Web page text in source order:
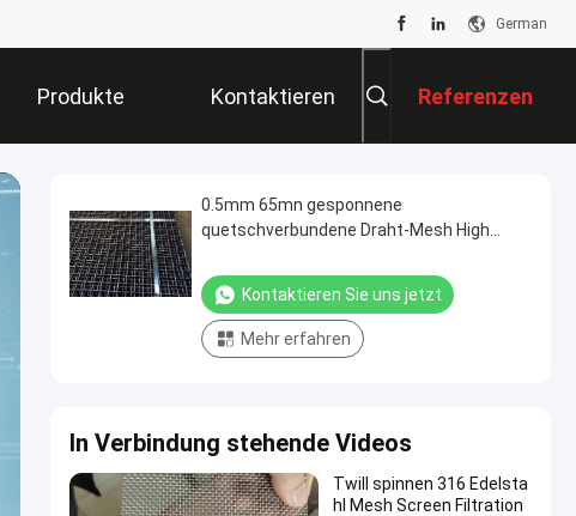
German
Produkte Kontaktieren
Sie Uns
Referenzen
0.5mm 65mn gesponnene
quetschverbundene Draht-Mesh High
Kontaktieren Sie uns jetzt
Mehr erfahren
In Verbindung stehende Videos
Twill spinnen 316 Edelsta
hl Mesh Screen Filtration